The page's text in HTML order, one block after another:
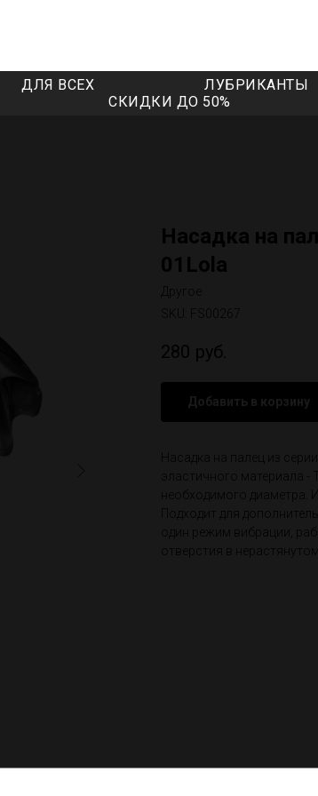
ДЛЯ ВСЕХ ЛУБРИКАНТЫ
СКИДКИ ДО 50%
Насадка на
01Lola
Другое
SKU:
FS00267
280 руб.
Добавить в корзину
Насадка на палец из
эластичного материала -
необходимого диаметра.
Подходит для
один режим вибрации,
отверстия в